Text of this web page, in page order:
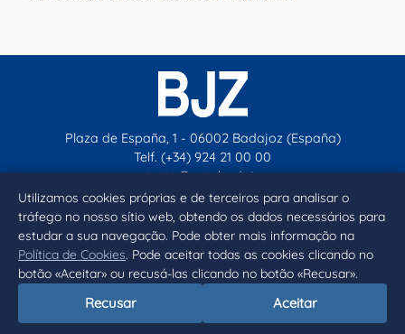
Utilizamos cookies próprias e de terceiros para analisar o
tráfego no nosso sítio web, obtendo os dados necessários para
estudar a sua navegação. Pode obter mais informação na
Política de Cookies. Pode aceitar todas as cookies clicando no
botão «Aceitar» ou recusá-las clicando no botão «Recusar».
Recusar Aceitar
Plaza de España, 1 - 06002 Badajoz (España)
Telf. (+34) 924 21 00 00
contacto@aytobadajoz.es
Facebook
X Instagram
YouTube
Inicio Aviso legal Privacidad Política de Cookies
Declaración de accesibilidad